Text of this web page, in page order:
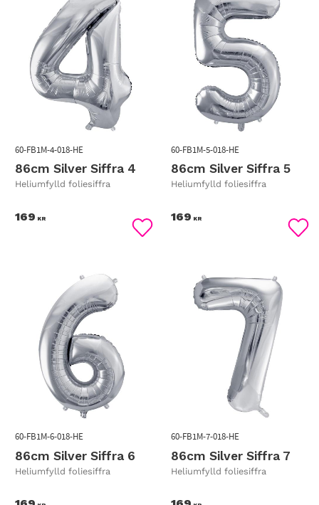
86cm Silver Siffra 4
Heliumfylld foliesiffra
60-FB1M-4-018-HE
169 KR
Lägg till i favoriter
86cm Silver Siffra 5
Heliumfylld foliesiffra
60-FB1M-5-018-HE
169 KR
86cm Silver Siffra 6
Heliumfylld foliesiffra
60-FB1M-6-018-HE
86cm Silver Siffra 7
Heliumfylld foliesiffra
60-FB1M-7-018-HE